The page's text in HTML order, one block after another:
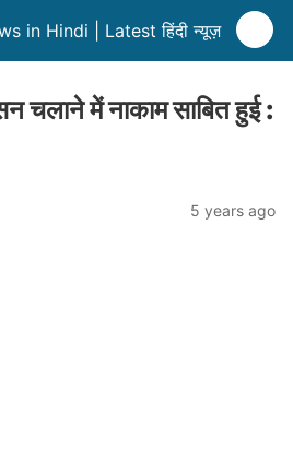
in Hindi | Latest हिंदी न्यूज़
चलाने में नाकाम साबित हुई :
5 years ago